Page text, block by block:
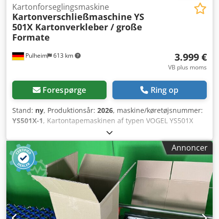
Pulheim 613 km
Kartonforseglingsmaskine
Kartonverschließmaschine YS
501X Kartonverkleber / große
Formate
3.999 €
VB plus moms
Forespørge Ring op
Stand: ny, Produktionsår: 2026, maskine/køretøjsnummer:
YS501X-1, Kartontapemaskinen af typen VOGEL YS501X
ECONOMIC er vores anbefaling, især til store
kartonformater, som lukkes i serier. Kartonformater:
Længde: 150 – ∞ mm Bredde: 150 – 500 mm Højde: 140 –
560 mm Tekniske data: Driftsspænding: 220 V Dodpfezr
Hlhsx Ag Uock CE-mærkning Tilbehør: Til vores VOGEL
kartontapemaskine-program tilbyder vi løberuller, for- og
efterløbsborde samt rullebaner. Vores kartontapemaskine
YS501X ECONOMIC er en økonomisk løsning, når det
handler om at lukke store kartoner sikkert. To sidebånd
Annoncer